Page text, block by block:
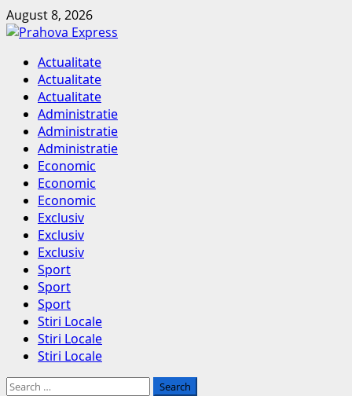
Skip
to
August 8, 2026
Primary
Menu
Actualitate
Actualitate
Actualitate
Administratie
Administratie
Administratie
Economic
Economic
Economic
Exclusiv
Exclusiv
Exclusiv
Sport
Sport
Sport
Stiri Locale
Stiri Locale
Stiri Locale
Search